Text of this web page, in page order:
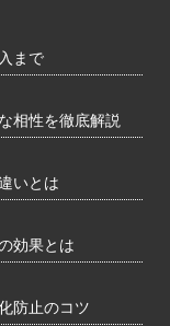
まで
相性を徹底解説
いとは
効果とは
防止のコツ